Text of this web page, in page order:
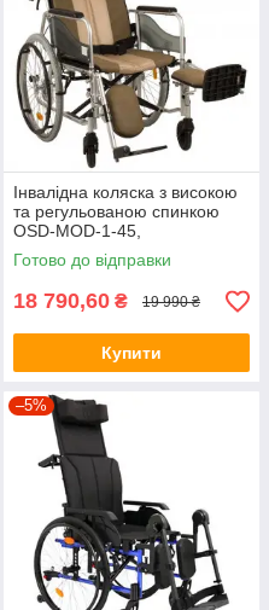
Інвалідна коляска з високою
та регульованою спинкою
OSD-MOD-1-45,
(ОСД3771558)
Готово до відправки
18 790,60 ₴ 19 990 ₴
Купити
–5%